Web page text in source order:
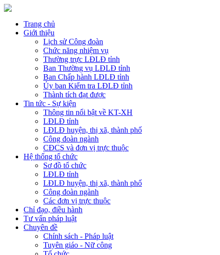
Trang chủ
Giới thiệu
Lịch sử Công đoàn
Chức năng nhiệm vụ
Thường trực LĐLĐ tỉnh
Ban Thường vụ LĐLĐ tỉnh
Ban Chấp hành LĐLĐ tỉnh
Ủy ban Kiểm tra LĐLĐ tỉnh
Thành tích đạt được
Tin tức - Sự kiện
Thông tin nổi bật về KT-XH
LĐLĐ tỉnh
LĐLĐ huyện, thị xã, thành phố
Công đoàn ngành
CĐCS và đơn vị trực thuộc
Hệ thống tổ chức
Sơ đồ tổ chức
LĐLĐ tỉnh
LĐLĐ huyện, thị xã, thành phố
Công đoàn ngành
Các đơn vị trực thuộc
Chỉ đạo, điều hành
Tư vấn pháp luật
Chuyên đề
Chính sách - Pháp luật
Tuyên giáo - Nữ công